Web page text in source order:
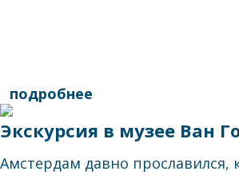
подробнее
Экскурсия в музее Ван
Амстердам давно